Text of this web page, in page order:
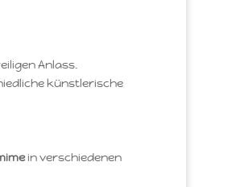
Anlass.
künstlerische
in verschiedenen